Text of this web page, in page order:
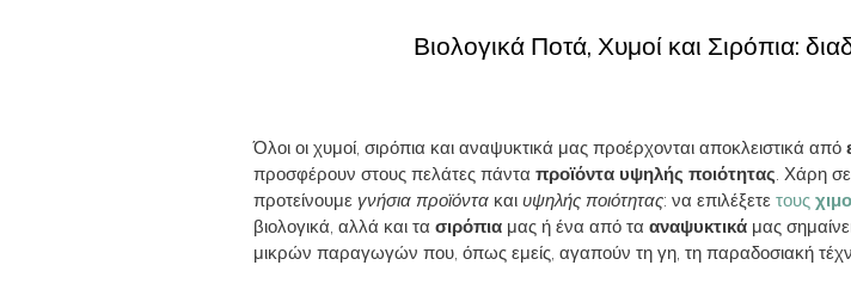
Βιολογικά Ποτά, Χυμοί και Σιρόπια:
Όλοι οι χυμοί, σιρόπια και αναψυκτικά μας προέρχονται αποκλειστικά από
προσφέρουν στους πελάτες πάνταπροϊόντα υψηλής ποιότητας. Χάρη
προτείνουμε γνήσια προϊόντα καιυψηλής ποιότητας: να επιλέξετετους
βιολογικά, αλλά και τασιρόπια μας ή ένα από τααναψυκτικά μας
μικρών παραγωγών που, όπως εμείς, αγαπούν τη γη, τη παραδοσιακή